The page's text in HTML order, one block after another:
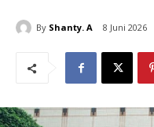
By Shanty. A 8 Juni 2026